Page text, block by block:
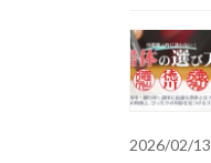
2026/02/13